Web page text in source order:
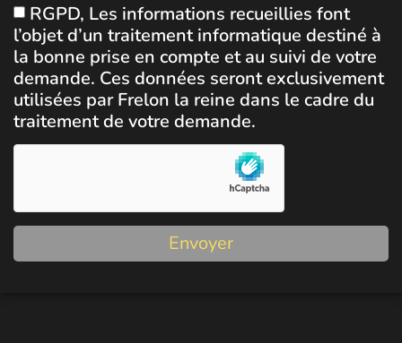
RGPD, Les informations recueillies font
l’objet d’un traitement informatique destiné à
la bonne prise en compte et au suivi de votre
demande. Ces données seront exclusivement
utilisées par Frelon la reine dans le cadre du
traitement de votre demande.
Envoyer